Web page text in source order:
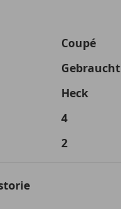
120 Monate
€ 75 000,-
€ 105 661,-
Coupé
Gebraucht
Heck
4
2